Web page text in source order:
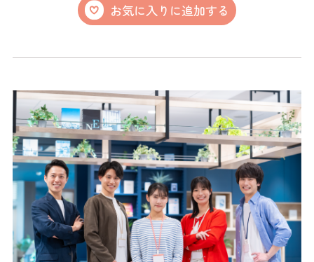
お気に入りに追加する